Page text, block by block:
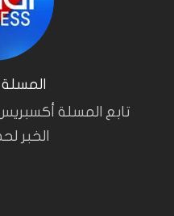
تابع المسلة
الخبر